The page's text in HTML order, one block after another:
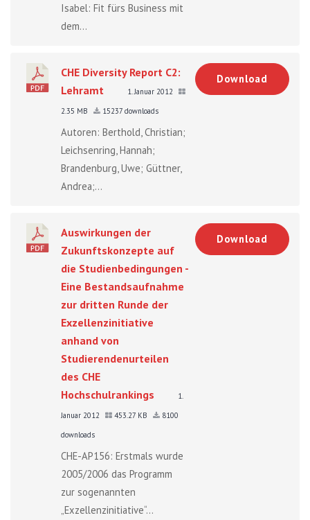
Isabel: Fit fürs Business mit
dem...
CHE Diversity Report C2:
Lehramt
1. Januar 2012
2.35 MB
15237 downloads
Autoren: Berthold, Christian;
Leichsenring, Hannah;
Brandenburg, Uwe; Güttner,
Andrea;...
Download
Auswirkungen der
Zukunftskonzepte auf
die Studienbedingungen -
Eine Bestandsaufnahme
zur dritten Runde der
Exzellenzinitiative
anhand von
Studierendenurteilen
des CHE
Hochschulrankings
1.
Januar 2012
453.27 KB
8100
downloads
CHE-AP156: Erstmals wurde
2005/2006 das Programm
zur sogenannten
„Exzellenzinitiative“...
Download